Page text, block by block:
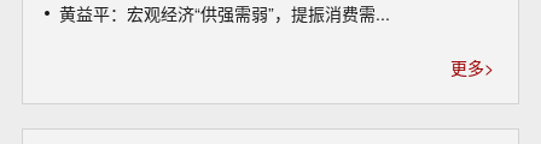
黄益平：宏观经济“供强需弱”，提振消费需...
更多>